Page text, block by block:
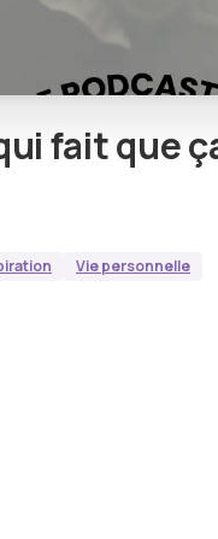
faitque
Vie personnelle